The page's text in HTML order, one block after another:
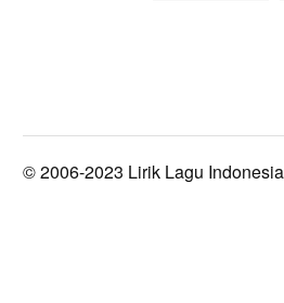
© 2006-2023 Lirik Lagu Indonesia